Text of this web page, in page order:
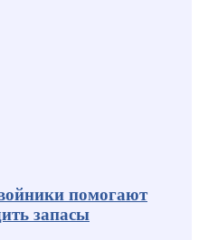
помогают
запасы